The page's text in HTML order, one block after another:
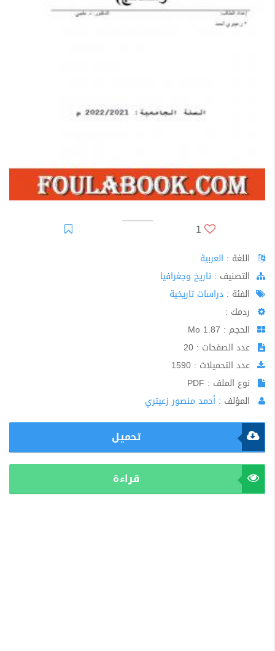
1
اللغة : العربية
اﻟﺘﺼﻨﻴﻒ : تاريخ وجغرافيا
الفئة : دراسات تاريخية
ردمك :
الحجم : 1.87 Mo
عدد الصفحات : 20
عدد التحميلات : 1590
نوع الملف : PDF
المؤلف : أحمد منصور زعيتري
تحميل
قراءة